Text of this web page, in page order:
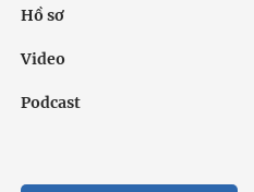
Hồ sơ
Video
Podcast